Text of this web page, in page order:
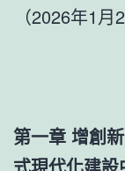
（2026年1
第一章 增創
式現代化建